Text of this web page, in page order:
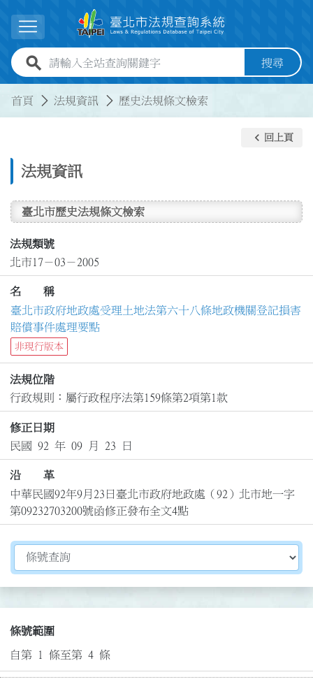
展開選單
全站查詢關鍵字欄位 搜尋
首頁 法規資訊 歷史法規條文檢索
法規資訊
keyboard_arrow_left 回上頁
臺北市歷史法規條文檢索
法規類號
北市17－03－2005
名 稱
臺北市政府地政處受理土地法第六十八條地政機關登記損害
賠償事件處理要點
非現行版本
法規位階
行政規則：屬行政程序法第159條第2項第1款
修正日期
民國 92 年 09 月 23 日
沿 革
中華民國92年9月23日臺北市政府地政處（92）北市地一字
第09232703200號函修正發布全文4點
切換選擇法規資訊內容
條號範圍
自第 1 條至第 4 條